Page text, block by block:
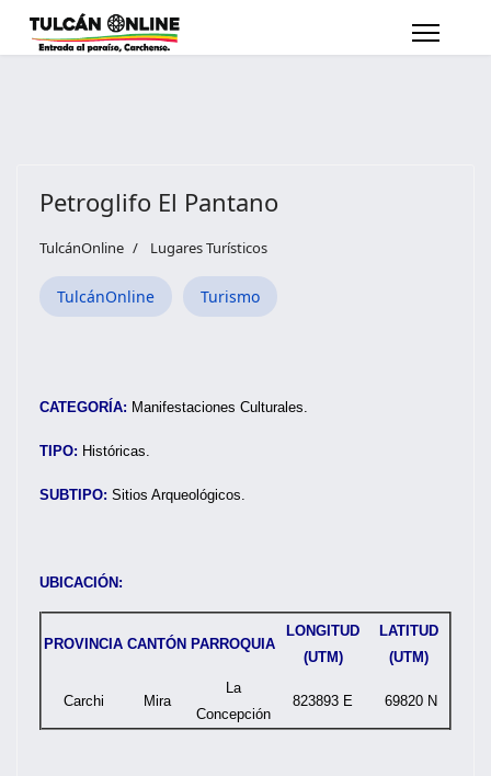
Petroglifo El Pantano
TulcánOnline Lugares Turísticos
TulcánOnline Turismo
CATEGORÍA: Manifestaciones Culturales.
TIPO: Históricas.
SUBTIPO: Sitios Arqueológicos.
UBICACIÓN:
PROVINCIA CANTÓN PARROQUIA
LONGITUD
(UTM)
LATITUD
(UTM)
Carchi Mira
La
Concepción
823893 E 69820 N